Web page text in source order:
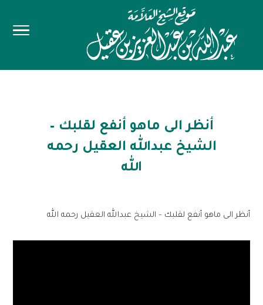
أنظر الى ماهو أنفع لقلبك –
الشيخ عبدالله العقيل رحمه
الله
أنظر الى ماهو أنفع لقلبك – الشيخ عبدالله العقيل رحمه الله